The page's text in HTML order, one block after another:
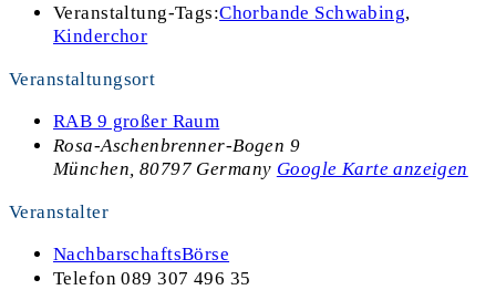
Veranstaltung-Tags:Chorbande Schwabing,
Kinderchor
Veranstaltungsort
RAB 9 großer Raum
Rosa-Aschenbrenner-Bogen 9
München, 80797 Germany Google Karte anzeigen
Veranstalter
NachbarschaftsBörse
Telefon089 307 496 35